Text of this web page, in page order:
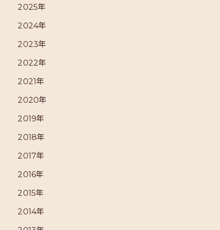
2025年
2024年
2023年
2022年
2021年
2020年
2019年
2018年
2017年
2016年
2015年
2014年